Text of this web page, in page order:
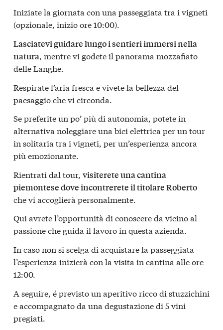
Iniziate la giornata con una passeggiata tra i vigneti
(opzionale, inizio ore 10:00).
Lasciatevi guidare lungo i sentieri immersi nella
natura, mentre vi godete il panorama mozzafiato
delle Langhe.
Respirate l’aria fresca e vivete la bellezza del
paesaggio che vi circonda.
Se preferite un po’ più di autonomia, potete in
alternativa noleggiare una bici elettrica per un tour
in solitaria tra i vigneti, per un’esperienza ancora
più emozionante.
Rientrati dal tour, visiterete una cantina
piemontese dove incontrerete il titolare Roberto
che vi accoglierà personalmente.
Qui avrete l’opportunità di conoscere da vicino al
passione che guida il lavoro in questa azienda.
In caso non si scelga di acquistare la passeggiata
l’esperienza inizierà con la visita in cantina alle ore
12:00.
A seguire, é previsto un aperitivo ricco di stuzzichini
e accompagnato da una degustazione di 5 vini
pregiati.